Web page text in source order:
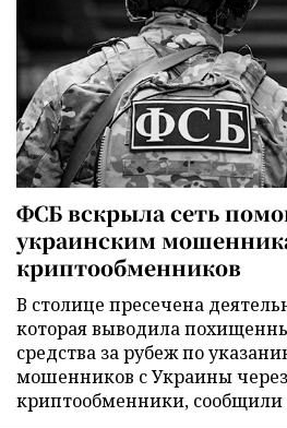
ФСБ вскрыла сеть
украинским
криптообменников
В столице пресечена
которая выводила
средства за рубеж по
мошенников с Украины
криптообменники, сообщили